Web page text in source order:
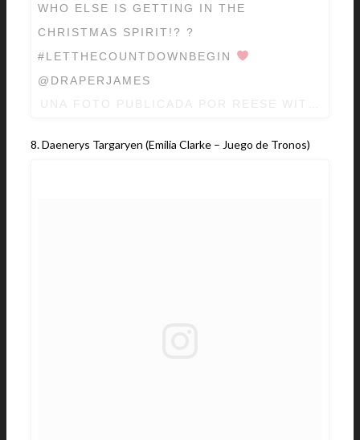
WHO ELSE IS GETTING IN THE
CHRISTMAS SPIRIT!? ?
#LETTHECOUNTDOWNBEGIN
@DRAPERJAMES
8. Daenerys Targaryen (Emilia Clarke – Juego de Tronos)